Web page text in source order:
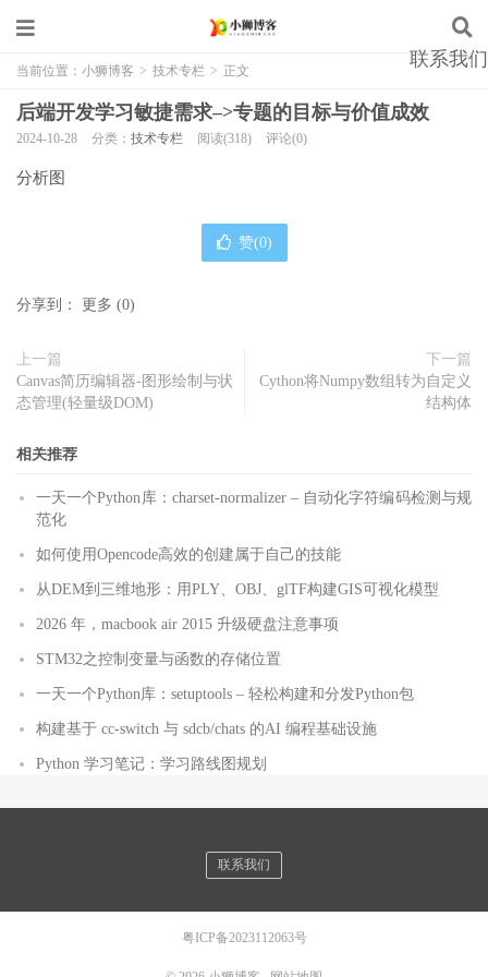
联系我们
当前位置： 小狮博客 > 技术专栏 > 正文
后端开发学习敏捷需求–>专题的目标与价值成效
2024-10-28 分类： 技术专栏 阅读(318) 评论(0)
分析图
赞(0)
分享到： 更多 (0)
上一篇
Canvas简历编辑器-图形绘制与状
态管理(轻量级DOM)
下一篇
Cython将Numpy数组转为自定义
结构体
相关推荐
一天一个Python库：charset-normalizer – 自动化字符编码检测与规
范化
如何使用Opencode高效的创建属于自己的技能
从DEM到三维地形：用PLY、OBJ、glTF构建GIS可视化模型
2026 年，macbook air 2015 升级硬盘注意事项
STM32之控制变量与函数的存储位置
一天一个Python库：setuptools – 轻松构建和分发Python包
构建基于 cc-switch 与 sdcb/chats 的AI 编程基础设施
Python 学习笔记：学习路线图规划
联系我们
粤ICP备2023112063号